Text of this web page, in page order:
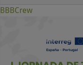
BBBCrew